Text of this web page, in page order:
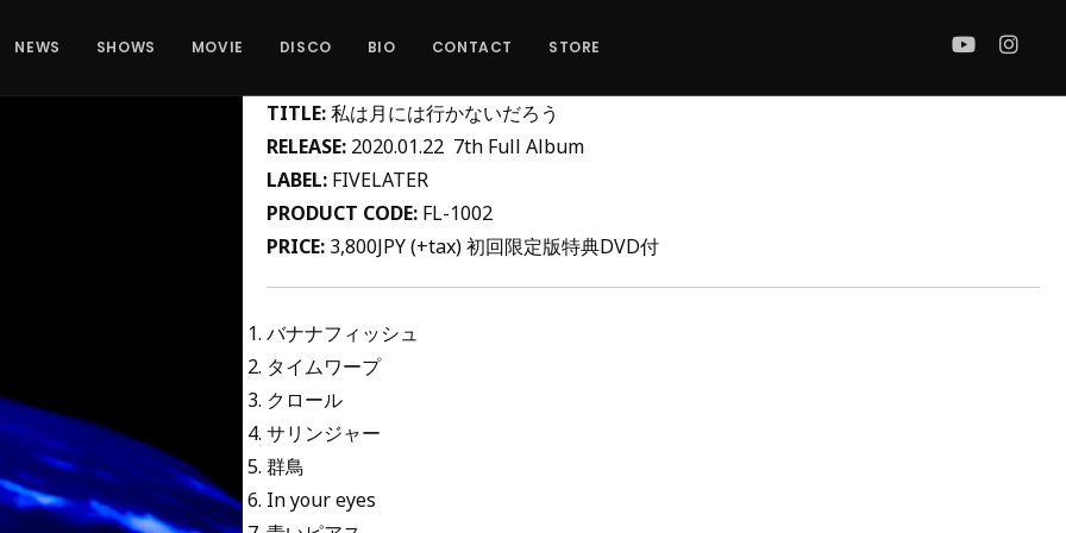
NEWS SHOWS MOVIE DISCO BIO CONTACT STORE
TITLE:私は月には行かないだろう
RELEASE: 2020.01.22 7th Full Album
LABEL: FIVELATER
PRODUCT CODE: FL-1002
PRICE: 3,800JPY (+tax) 初回限定版特典DVD付
バナナフィッシュ
タイムワープ
クロール
サリンジャー
群鳥
In your eyes